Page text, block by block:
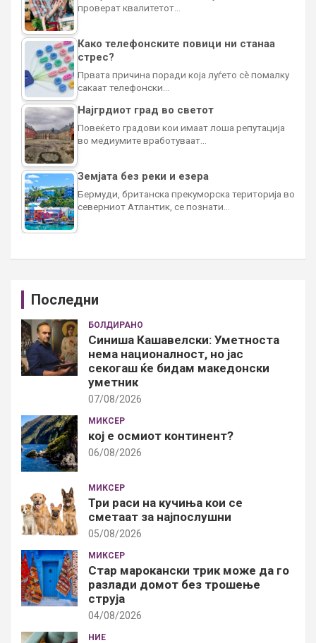
проверат квалитетот…
Како телефонските повици ни станаа
стрес?
Првата причина поради која луѓето сè помалку
сакаат телефонски…
Најгрдиот град во светот
Повеќето градови кои имаат лоша репутација
во медиумите вработуваат…
Земјата без реки и езера
Бермуди, британска прекуморска територија во
северниот Атлантик, се познати…
Последни
БОЛДИРАНО
Синиша Кашавелски: Уметноста
нема националност, но јас
секогаш ќе бидам македонски
уметник
07/08/2026
МИКСЕР
кој е осмиот континент?
06/08/2026
МИКСЕР
Три раси на кучиња кои се
сметаат за најпослушни
05/08/2026
МИКСЕР
Стар марокански трик може да го
разлади домот без трошење
струја
04/08/2026
НИЕ